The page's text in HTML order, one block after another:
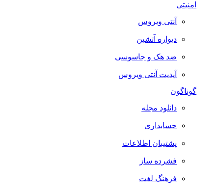
امنیتی
آنتی ویروس
دیواره آتشین
ضد هک و جاسوسی
آپدیت آنتی ویروس
گوناگون
دانلود مجله
حسابداری
پشتیبان اطلاعات
فشرده ساز
فرهنگ لغت